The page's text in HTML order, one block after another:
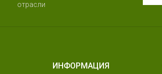
отрасли
ИНФОРМАЦИЯ